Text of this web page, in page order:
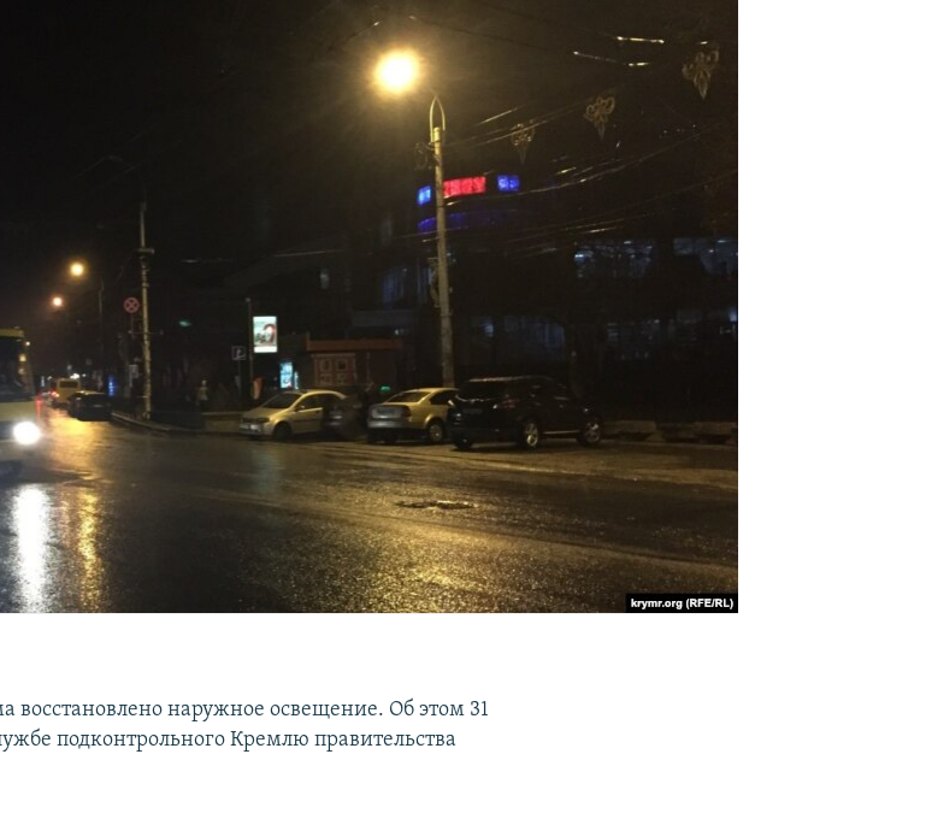
наружное освещение. Об этом 31
подконтрольного Кремлю правительства